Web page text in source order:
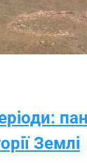
Землі